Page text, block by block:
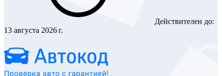
Действителен до:
13 августа 2026 г.